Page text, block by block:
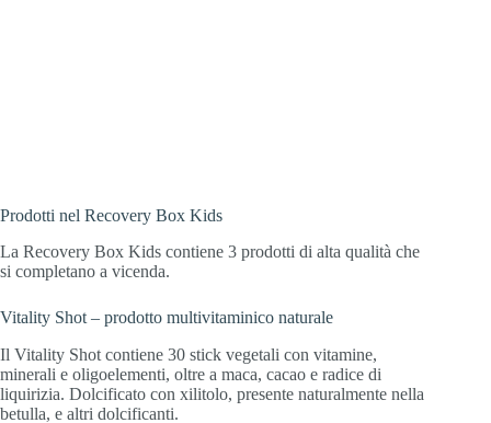
Prodotti nel Recovery Box Kids
La Recovery Box Kids contiene 3 prodotti di alta qualità che
si completano a vicenda.
Vitality Shot – prodotto multivitaminico naturale
Il Vitality Shot contiene 30 stick vegetali con vitamine,
minerali e oligoelementi, oltre a maca, cacao e radice di
liquirizia. Dolcificato con xilitolo, presente naturalmente nella
betulla, e altri dolcificanti.